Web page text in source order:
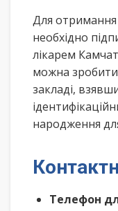
Для отримання
необхідно
лікарем
можна
закладі,
народження
Телефон